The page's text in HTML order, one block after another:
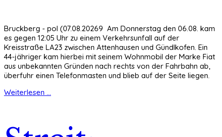
Bruckberg - pol (07.08.20269 Am Donnerstag den 06.08. kam
es gegen 12:05 Uhr zu einem Verkehrsunfall auf der
Kreisstraße LA23 zwischen Attenhausen und Gündlkofen. Ein
44-jähriger kam hierbei mit seinem Wohnmobil der Marke Fiat
aus unbekannten Gründen nach rechts von der Fahrbahn ab,
überfuhr einen Telefonmasten und blieb auf der Seite liegen.
Weiterlesen ...